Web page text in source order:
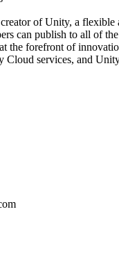
IAP 관리하세요.
제작하고 성장시키세요.
출시하세요.
of Unity, a
can publish to all of
the forefront of
Cloud services, and